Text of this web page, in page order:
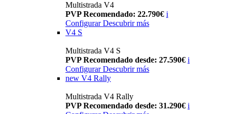
Multistrada V4
PVP Recomendado: 22.790€ i
Configurar Descubrir más
V4 S
Multistrada V4 S
PVP Recomendado desde: 27.590€ i
Configurar Descubrir más
new V4 Rally
Multistrada V4 Rally
PVP Recomendado desde: 31.290€ i